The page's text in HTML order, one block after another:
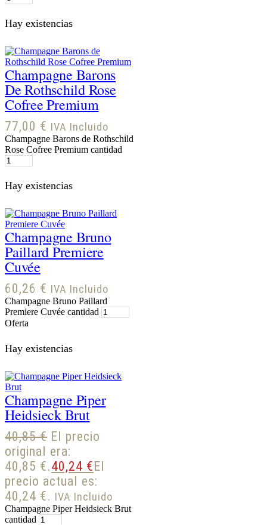
Hay existencias
Champagne Barons
De Rothschild Rose
Cofree Premium
77,00 € IVA Incluido
Champagne Barons de Rothschild
Rose Cofree Premium cantidad
Hay existencias
Champagne Bruno
Paillard Premiere
Cuvée
60,26 € IVA Incluido
Champagne Bruno Paillard
Premiere Cuvée cantidad
Oferta
Hay existencias
Champagne Piper
Heidsieck Brut
40,85€ El precio
original era:
40,85 €.40,24 €El
precio actual es:
40,24 €. IVA Incluido
Champagne Piper Heidsieck Brut
cantidad